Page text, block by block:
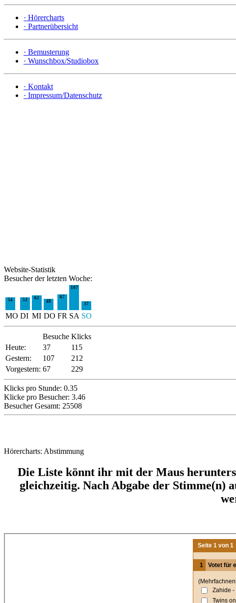
· Hörercharts
· Partnerübersicht
· Bemusterung
· Wunschbox/Studiobox
· Kontakt
· Impressum/Datenschutz
Website-Statistik
Besucher der letzten Woche:
54 53 62
48
67
107
37
MO DI MI DO FR SA SO
Besuche Klicks
Heute:
37
115
Gestern:
107
212
Vorgestern: 67 229
Klicks pro Stunde: 0.35
Klicke pro Besucher: 3.46
Besucher Gesamt: 25508
Hörercharts: Abstimmung
Die Liste könnt ihr mit der Maus
gleichzeitig. Nach Abgabe der Stimme(n)